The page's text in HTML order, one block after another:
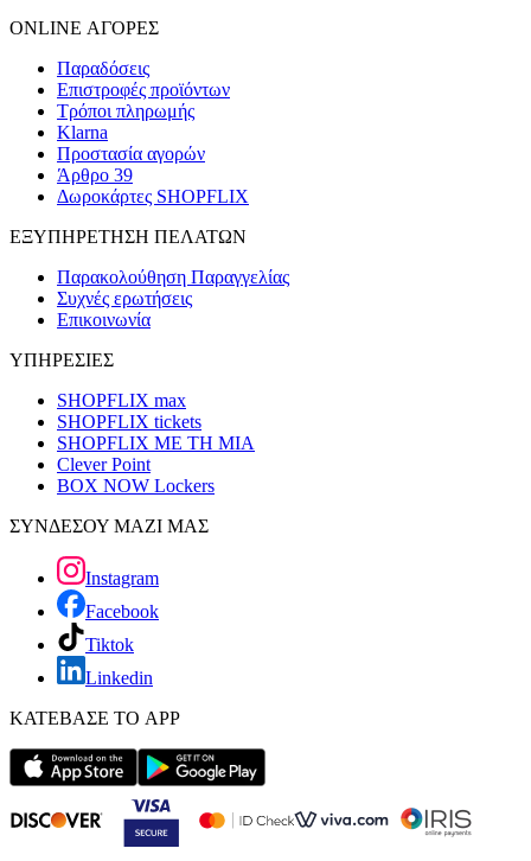
ONLINE ΑΓΟΡΕΣ
Παραδόσεις
Επιστροφές προϊόντων
Τρόποι πληρωμής
Klarna
Προστασία αγορών
Άρθρο 39
Δωροκάρτες SHOPFLIX
ΕΞΥΠΗΡΕΤΗΣΗ ΠΕΛΑΤΩΝ
Παρακολούθηση Παραγγελίας
Συχνές ερωτήσεις
Επικοινωνία
ΥΠΗΡΕΣΙΕΣ
SHOPFLIX max
SHOPFLIX tickets
SHOPFLIX ΜΕ ΤΗ ΜΙΑ
Clever Point
BOX NOW Lockers
ΣΥΝΔΕΣΟΥ ΜΑΖΙ ΜΑΣ
Instagram
Facebook
Tiktok
Linkedin
ΚΑΤΕΒΑΣΕ ΤΟ APP